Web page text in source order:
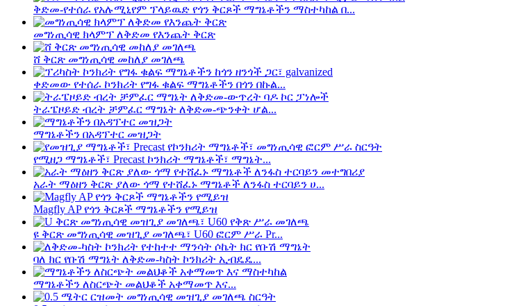
ቅድመ-የተሰራ የአሉሚኒየም ፕላይዉድ የጎን ቅርጾች ማግኔቶችን ማስተካከል በ...
መግነጢሳዊ ክላምፕ ለቅድመ የእንጨት ቅርጽ
ሸ ቅርጽ መግነጢሳዊ መከለያ መገለጫ
ቀድመው የተሰራ ኮንክሪት የግፋ ቁልፍ ማግኔቶችን በጎን በኩል...
ትራፔዞይድ ብረት ቻምፈር ማግኔት ለቅድመ-ጭንቀት ሆል...
ማግኔቶችን በአዳፕተር መዝጋት
የሚዘጋ ማግኔቶች፣ Precast ኮንክሪት ማግኔቶች፣ ማግኔት...
አራት ማዕዘን ቅርጽ ያለው ጎማ የተሸፈኑ ማግኔቶች ለንፋስ ተርባይን ሀ...
Magfly AP የጎን ቅርጾች ማግኔቶችን የሚይዝ
ዩ ቅርጽ መግነጢሳዊ መዝጊያ መገለጫ፣ U60 ፎርም ሥራ Pr...
ባለ ክር የቡሽ ማግኔት ለቅድመ-ካስት ኮንክሪት ኢብዴዴ...
ማግኔቶችን ለስርጭት መልህቆች አቀማመጥ እና...